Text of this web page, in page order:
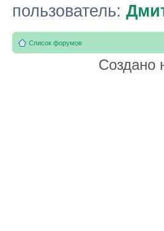
пользователь:
Список форумов
Создано